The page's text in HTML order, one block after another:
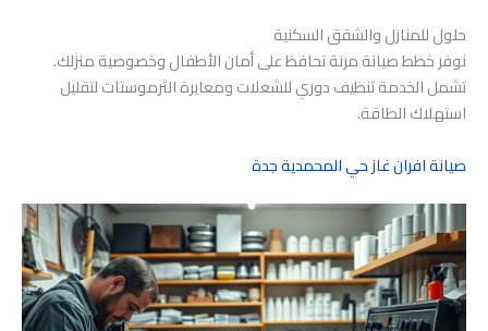
حلول للمنازل والشقق السكنية
نوفر خطط صيانة مرنة تحافظ على أمان الأطفال وخصوصية منزلك.
تشمل الخدمة تنظيف دوري للشعلات ومعايرة الثرموستات لتقليل
استهلاك الطاقة.
صيانة افران غاز حي المحمدية جدة